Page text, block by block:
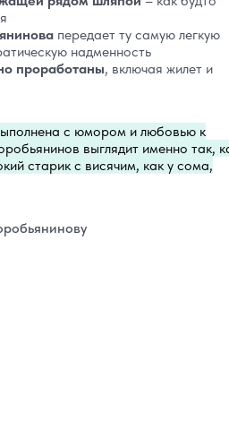
передает ту самую легкую
надменность
проработаны, включая жилет и
с юмором и любовью к
выглядит именно так,
старик с висячим, как у сома,